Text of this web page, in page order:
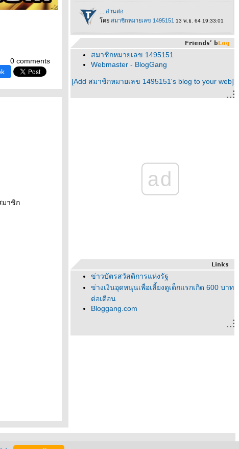
0 comments
มาชิก
สมาชิกหมายเลข 1495151
Webmaster - BlogGang
[Add สมาชิกหมายเลข 1495151's blog to your web]
ad
ข่าวบัตรสวัสดิการแห่งรัฐ
ข่างเงินอุดหนุนเพื่อเลี้ยงดูเด็กแรกเกิด 600 บาท
ต่อเดือน
Bloggang.com